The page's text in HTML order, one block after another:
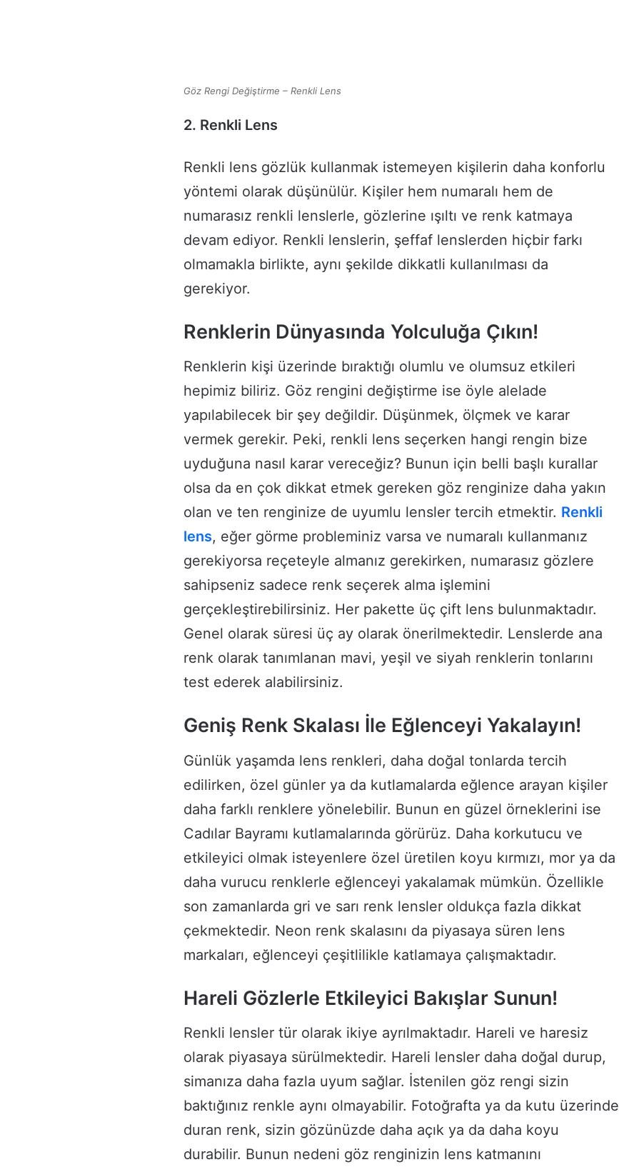
Göz Rengi Değiştirme – Renkli Lens
2. Renkli Lens
Renkli lens gözlük kullanmak istemeyen kişilerin daha konforlu
yöntemi olarak düşünülür. Kişiler hem numaralı hem de
numarasız renkli lenslerle, gözlerine ışıltı ve renk katmaya
devam ediyor. Renkli lenslerin, şeffaf lenslerden hiçbir farkı
olmamakla birlikte, aynı şekilde dikkatli kullanılması da
gerekiyor.
Renklerin Dünyasında Yolculuğa Çıkın!
Renklerin kişi üzerinde bıraktığı olumlu ve olumsuz etkileri
hepimiz biliriz. Göz rengini değiştirme ise öyle alelade
yapılabilecek bir şey değildir. Düşünmek, ölçmek ve karar
vermek gerekir. Peki, renkli lens seçerken hangi rengin bize
uyduğuna nasıl karar vereceğiz? Bunun için belli başlı kurallar
olsa da en çok dikkat etmek gereken göz renginize daha yakın
olan ve ten renginize de uyumlu lensler tercih etmektir. Renkli
lens, eğer görme probleminiz varsa ve numaralı kullanmanız
gerekiyorsa reçeteyle almanız gerekirken, numarasız gözlere
sahipseniz sadece renk seçerek alma işlemini
gerçekleştirebilirsiniz. Her pakette üç çift lens bulunmaktadır.
Genel olarak süresi üç ay olarak önerilmektedir. Lenslerde ana
renk olarak tanımlanan mavi, yeşil ve siyah renklerin tonlarını
test ederek alabilirsiniz.
Geniş Renk Skalası İle Eğlenceyi Yakalayın!
Günlük yaşamda lens renkleri, daha doğal tonlarda tercih
edilirken, özel günler ya da kutlamalarda eğlence arayan kişiler
daha farklı renklere yönelebilir. Bunun en güzel örneklerini ise
Cadılar Bayramı kutlamalarında görürüz. Daha korkutucu ve
etkileyici olmak isteyenlere özel üretilen koyu kırmızı, mor ya da
daha vurucu renklerle eğlenceyi yakalamak mümkün. Özellikle
son zamanlarda gri ve sarı renk lensler oldukça fazla dikkat
çekmektedir. Neon renk skalasını da piyasaya süren lens
markaları, eğlenceyi çeşitlilikle katlamaya çalışmaktadır.
Hareli Gözlerle Etkileyici Bakışlar Sunun!
Renkli lensler tür olarak ikiye ayrılmaktadır. Hareli ve haresiz
olarak piyasaya sürülmektedir. Hareli lensler daha doğal durup,
simanıza daha fazla uyum sağlar. İstenilen göz rengi sizin
baktığınız renkle aynı olmayabilir. Fotoğrafta ya da kutu üzerinde
duran renk, sizin gözünüzde daha açık ya da daha koyu
durabilir. Bunun nedeni göz renginizin lens katmanını